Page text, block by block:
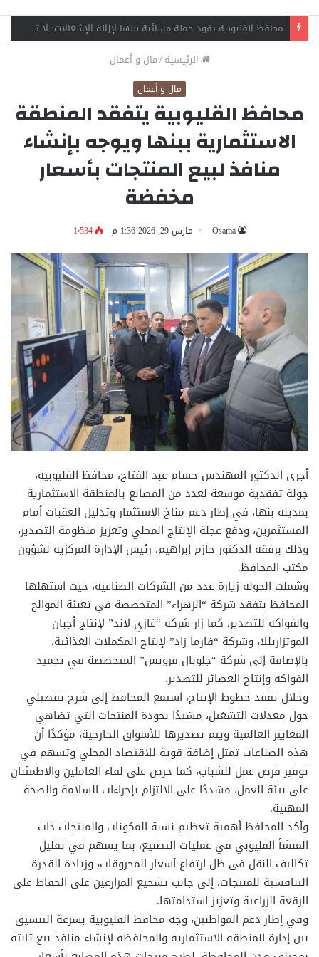
وفاة فني صيانة وإصابة زميله في حادث سقوط مصعد بمنطقة الفلل ببنها
الرئيسية/مال و أعمال
مال و أعمال
محافظ القليوبية يتفقد المنطقة
الاستثمارية ببنها ويوجه بإنشاء
منافذ لبيع المنتجات بأسعار
مخفضة
Osama مارس 29, 2026 1:36 م 1٬534
أجرى الدكتور المهندس حسام عبد الفتاح، محافظ القليوبية،
جولة تفقدية موسعة لعدد من المصانع بالمنطقة الاستثمارية
بمدينة بنها، في إطار دعم مناخ الاستثمار وتذليل العقبات أمام
المستثمرين، ودفع عجلة الإنتاج المحلي وتعزيز منظومة التصدير،
وذلك برفقة الدكتور حازم إبراهيم، رئيس الإدارة المركزية لشؤون
مكتب المحافظ.
وشملت الجولة زيارة عدد من الشركات الصناعية، حيث استهلها
المحافظ بتفقد شركة “الزهراء” المتخصصة في تعبئة الموالح
والفواكه للتصدير، كما زار شركة “غازي لاند” لإنتاج أجبان
الموتزاريللا، وشركة “فارما زاد” لإنتاج المكملات الغذائية،
بالإضافة إلى شركة “جلوبال فروتس” المتخصصة في تجميد
الفواكه وإنتاج العصائر للتصدير.
وخلال تفقد خطوط الإنتاج، استمع المحافظ إلى شرح تفصيلي
حول معدلات التشغيل، مشيدًا بجودة المنتجات التي تضاهي
المعايير العالمية ويتم تصديرها للأسواق الخارجية، مؤكدًا أن
هذه الصناعات تمثل إضافة قوية للاقتصاد المحلي وتسهم في
توفير فرص عمل للشباب، كما حرص على لقاء العاملين والاطمئنان
على بيئة العمل، مشددًا على الالتزام بإجراءات السلامة والصحة
المهنية.
وأكد المحافظ أهمية تعظيم نسبة المكونات والمنتجات ذات
المنشأ القليوبي في عمليات التصنيع، بما يسهم في تقليل
تكاليف النقل في ظل ارتفاع أسعار المحروقات، وزيادة القدرة
التنافسية للمنتجات، إلى جانب تشجيع المزارعين على الحفاظ على
الرقعة الزراعية وتعزيز استدامتها.
وفي إطار دعم المواطنين، وجه محافظ القليوبية بسرعة التنسيق
بين إدارة المنطقة الاستثمارية والمحافظة لإنشاء منافذ بيع ثابتة